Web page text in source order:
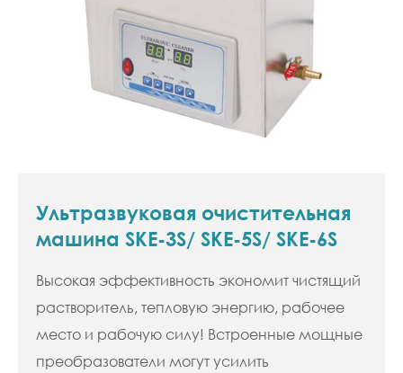
Ультразвуковая очистительная
машина SKE-3S/ SKE-5S/ SKE-6S
Высокая эффективность экономит чистящий
растворитель, тепловую энергию, рабочее
место и рабочую силу! Встроенные мощные
преобразователи могут усилить